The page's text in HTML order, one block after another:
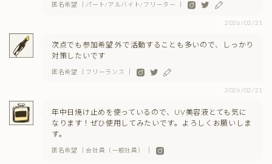
匿名希望 ｜パート/アルバイト/フリーター ｜
2026/02/21
次点でも参加希望 外で活動することも多いので、しっかり
対策したいです
匿名希望 ｜フリーランス ｜
2026/02/21
年中日焼け止めを使っているので、UV美容液とても気に
なります！ぜひ使用してみたいです。よろしくお願いしま
す。
匿名希望 ｜会社員（一般社員） ｜